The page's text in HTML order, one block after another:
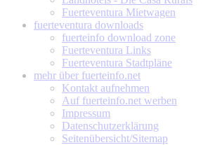
Fuerteventura Mietwagen
fuerteventura downloads
fuerteinfo download zone
Fuerteventura Links
Fuerteventura Stadtpläne
mehr über fuerteinfo.net
Kontakt aufnehmen
Auf fuerteinfo.net werben
Impressum
Datenschutzerklärung
Seitenübersicht/Sitemap